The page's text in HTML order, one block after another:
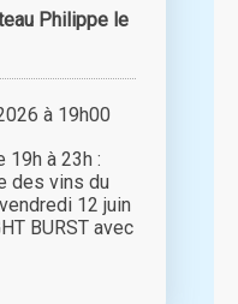
Philippe le
à 19h00
19h à 23h :
des vins du
12 juin
BURST avec